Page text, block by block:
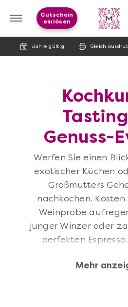
Jahre gültig Gleich
Gutschein
einlösen
Genuss-
Werfen Sie einen
exotischer Küchen
Großmutters
nachkochen. Kosten
Weinprobe
junger Winzer oder
perfekten
Kochkursen,
Mehr